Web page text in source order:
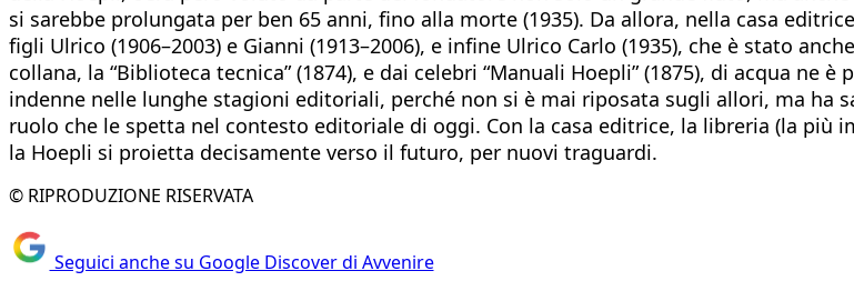
si sarebbe prolungata per ben 65 anni, fino alla morte (1935). Da allora, nella casa
figli Ulrico (1906–2003) e Gianni (1913–2006), e infine Ulrico Carlo (1935), che è stato
collana, la “Biblioteca tecnica” (1874), e dai celebri “Manuali Hoepli” (1875), di acqua
indenne nelle lunghe stagioni editoriali, perché non si è mai riposata sugli allori, ma ha
ruolo che le spetta nel contesto editoriale di oggi. Con la casa editrice, la libreria (la più
la Hoepli si proietta decisamente verso il futuro, per nuovi traguardi.
© RIPRODUZIONE RISERVATA
Seguici anche su Google Discover di Avvenire